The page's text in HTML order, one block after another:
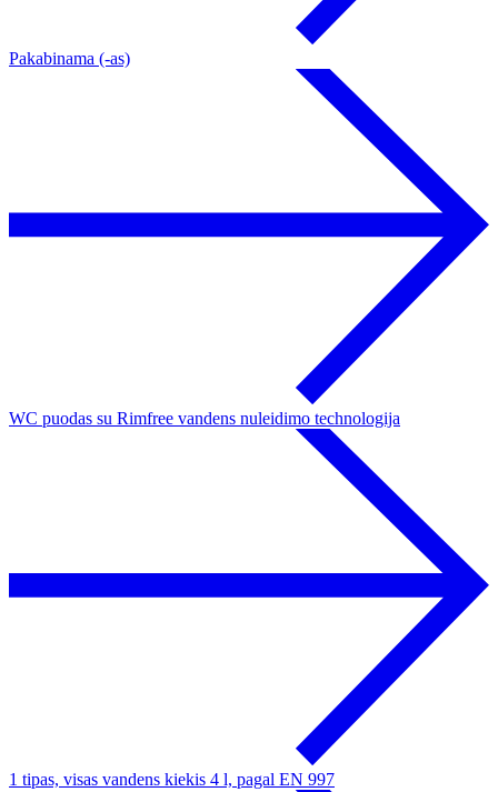
Pakabinama (-as)
WC puodas su Rimfree vandens nuleidimo technologija
1 tipas, visas vandens kiekis 4 l, pagal EN 997